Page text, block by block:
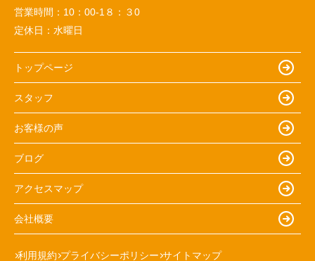
営業時間： 10：00-1８：３0
定休日： 水曜日
トップページ
スタッフ
お客様の声
ブログ
アクセスマップ
会社概要
利用規約 プライバシーポリシー サイトマップ